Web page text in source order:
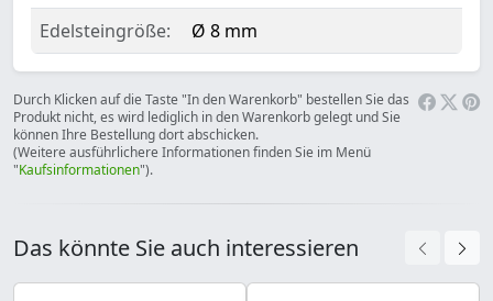
Edelsteingröße: Ø 8 mm
Durch Klicken auf die Taste "In den Warenkorb" bestellen Sie das
Produkt nicht, es wird lediglich in den Warenkorb gelegt und Sie
können Ihre Bestellung dort abschicken.
(Weitere ausführlichere Informationen finden Sie im Menü
"Kaufsinformationen").
Das könnte Sie auch interessieren